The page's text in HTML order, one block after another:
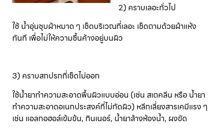
2) คราบเลอะทั่วไป
ใช้ น้ำอุ่นชุบผ้าหมาด ๆ เช็ดบริเวณที่เลอะ เช็ดตามด้วยผ้าแห้ง
ทันที เพื่อไม่ให้ความชื้นค้างอยู่บนผิว
3) คราบสกปรกที่เช็ดไม่ออก
ใช้น้ำยาทำความสะอาดพื้นผิวแบบอ่อน (เช่น สเตคลีน หรือ น้ำยา
ทำความสะอาดอเนกประสงค์ที่ไม่กัดผิว) หลีกเลี่ยงสารเคมีแรง ๆ
เช่น แอลกอฮอล์เข้มข้น, ทินเนอร์, น้ำยาล้างห้องน้ำ, ผงขัด